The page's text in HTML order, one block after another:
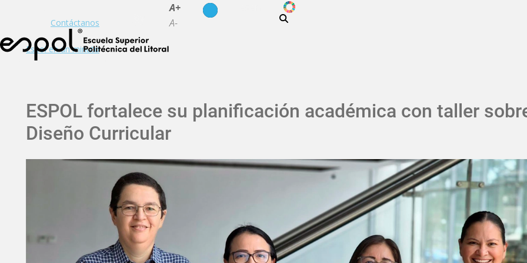
Contáctanos
Espol en un minuto
A+
A-
ODS
ESPOL fortalece su planificación académica con taller
Diseño Curricular